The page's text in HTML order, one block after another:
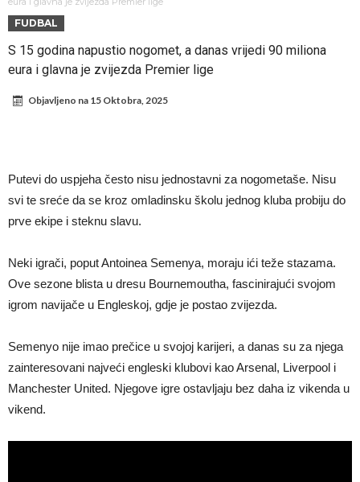
milion evra
Atletiko Madrid povlači (ne)očekivan potez!
Rafael Leao dobio novu ponudu iz Turske
FUDBAL
S 15 godina napustio nogomet, a danas vrijedi 90 miliona
eura i glavna je zvijezda Premier lige
Objavljeno na 15 Oktobra, 2025
Putevi do uspjeha često nisu jednostavni za nogometaše. Nisu
svi te sreće da se kroz omladinsku školu jednog kluba probiju do
prve ekipe i steknu slavu.
Neki igrači, poput Antoinea Semenya, moraju ići teže stazama.
Ove sezone blista u dresu Bournemoutha, fascinirajući svojom
igrom navijače u Engleskoj, gdje je postao zvijezda.
Semenyo nije imao prečice u svojoj karijeri, a danas su za njega
zainteresovani najveći engleski klubovi kao Arsenal, Liverpool i
Manchester United. Njegove igre ostavljaju bez daha iz vikenda u
vikend.